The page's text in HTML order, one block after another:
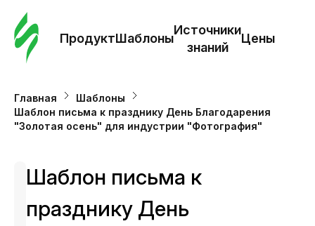
ПродуктШаблоны
Источники
знаний
Цены
Главная
Шаблоны
Шаблон письма к празднику День Благодарения
"Золотая осень" для индустрии "Фотография"
Шаблон письма к
празднику День